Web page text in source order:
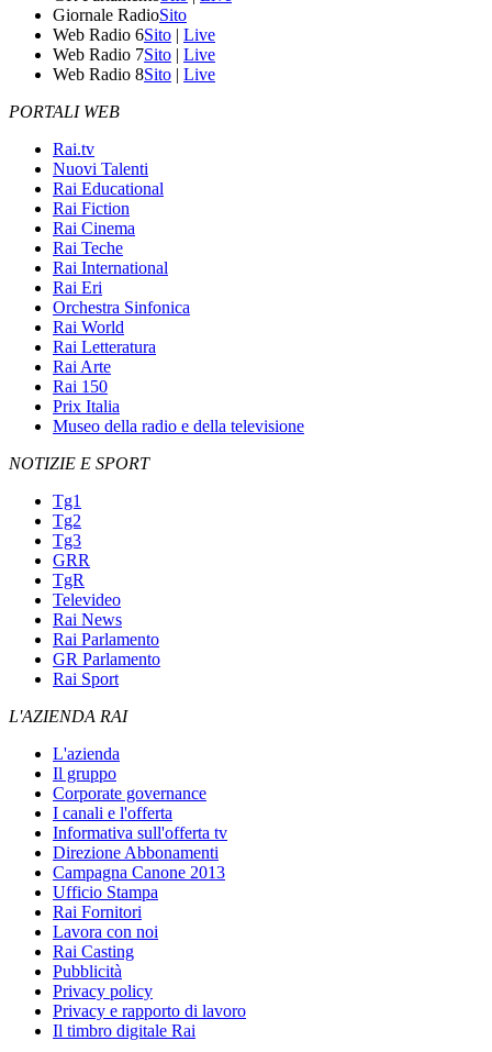
Giornale RadioSito
Web Radio 6Sito | Live
Web Radio 7Sito | Live
Web Radio 8Sito | Live
PORTALI WEB
Rai.tv
Nuovi Talenti
Rai Educational
Rai Fiction
Rai Cinema
Rai Teche
Rai International
Rai Eri
Orchestra Sinfonica
Rai World
Rai Letteratura
Rai Arte
Rai 150
Prix Italia
Museo della radio e della televisione
NOTIZIE E SPORT
Tg1
Tg2
Tg3
GRR
TgR
Televideo
Rai News
Rai Parlamento
GR Parlamento
Rai Sport
L'AZIENDA RAI
L'azienda
Il gruppo
Corporate governance
I canali e l'offerta
Informativa sull'offerta tv
Direzione Abbonamenti
Campagna Canone 2013
Ufficio Stampa
Rai Fornitori
Lavora con noi
Rai Casting
Pubblicità
Privacy policy
Privacy e rapporto di lavoro
Il timbro digitale Rai